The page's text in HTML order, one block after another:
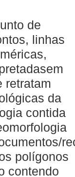
de
linhas
retratam
da
contida
polígonos
contendo